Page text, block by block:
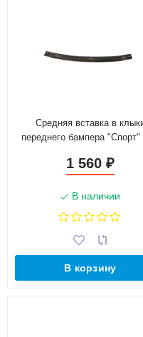
Средняя вставка в
переднего бампера
н.в.)
1 560 ₽
В наличии
В корзину